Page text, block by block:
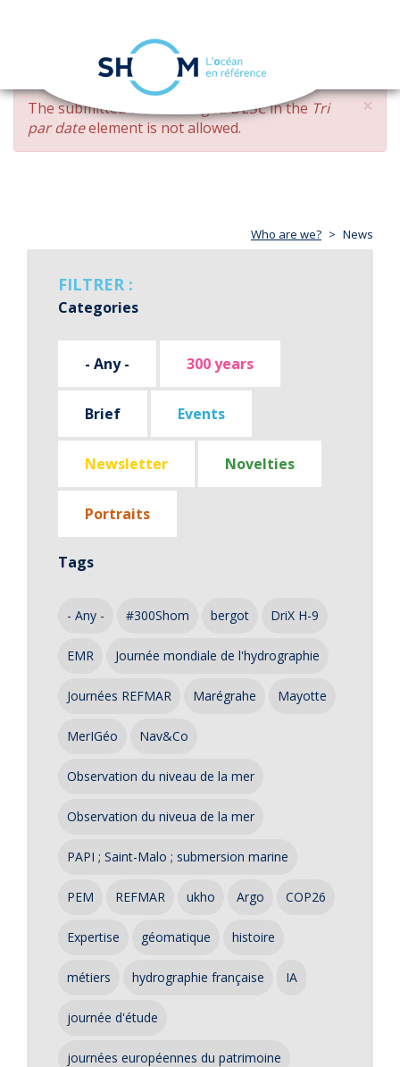
Skip
main
content
navigation
×
ERROR
MESSAGE
The submitted value changed DESCin the Tri
par dateelement is not allowed.
Who are we? News
FILTRER :
Categories
- Any - 300 years
Brief Events
Newsletter Novelties
Portraits
Tags
- Any - #300Shom bergot DriX H-9
EMR Journée mondiale de l'hydrographie
Journées REFMAR Marégrahe Mayotte
MerIGéo Nav&Co
Observation du niveau de la mer
Observation du niveua de la mer
PAPI ; Saint-Malo ; submersion marine
PEM REFMAR ukho Argo COP26
Expertise géomatique histoire
métiers hydrographie française IA
journée d'étude
journées européennes du patrimoine